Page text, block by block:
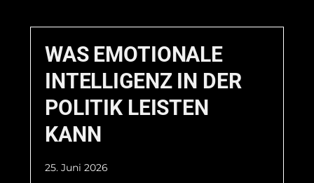
WAS EMOTIONALE
INTELLIGENZ IN DER
POLITIK LEISTEN
KANN
25. Juni 2026